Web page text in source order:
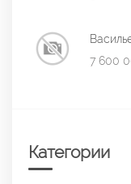
7 600
Категории